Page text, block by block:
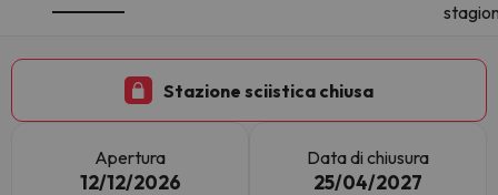
Stazione sciistica chiusa
Apertura
12/12/2026
Data di chiusura
25/04/2027